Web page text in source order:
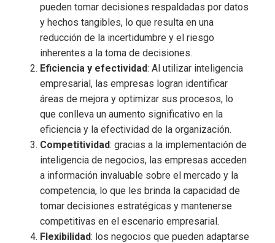
pueden tomar decisiones respaldadas por datos
y hechos tangibles, lo que resulta en una
reducción de la incertidumbre y el riesgo
inherentes a la toma de decisiones.
Eficiencia y efectividad: Al utilizar inteligencia
empresarial, las empresas logran identificar
áreas de mejora y optimizar sus procesos, lo
que conlleva un aumento significativo en la
eficiencia y la efectividad de la organización.
Competitividad: gracias a la implementación de
inteligencia de negocios, las empresas acceden
a información invaluable sobre el mercado y la
competencia, lo que les brinda la capacidad de
tomar decisiones estratégicas y mantenerse
competitivas en el escenario empresarial.
Flexibilidad: los negocios que pueden adaptarse